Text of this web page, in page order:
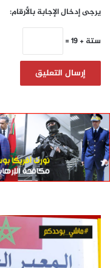
يرجى إدخال الإجابة بالأرقام:
ستة + 19 =